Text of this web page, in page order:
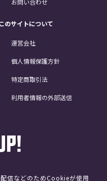
お問い合わせ
このサイトについて
運営会社
個人情報保護方針
特定商取引法
利用者情報の外部送信
信などのためCookieが使用